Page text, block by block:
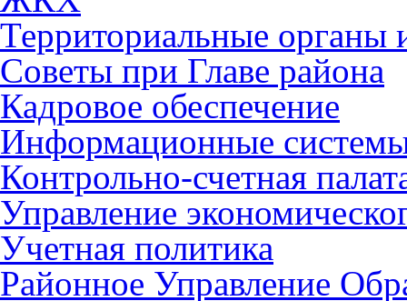
Территориальные органы
Советы при Главе района
Кадровое обеспечение
Информационные
Контрольно-счетная
Управление
Учетная политика
Районное Управление